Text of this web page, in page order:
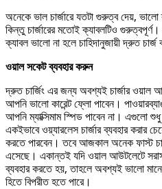
অনেকে ভাল চার্জারে যতটা গুরুত্ব দেয়,
কিন্তু চার্জারের মতোই ক্যাবলটিও
ক্যাবল ভালো না হলে চাহিদানুজায়ী দ্রুত চার্জ
ওয়াল সকেট ব্যবহার করুন
দ্রুত চার্জিং এর জন্য অবশ্যই চার্জার
আপনি ভালো কারেন্ট ফ্লো পাবেন।
আপনি ম্যাক্সিমাম স্পিড পাবেন না। এগুলো
একইভাবে ওয়্যারলেস চার্জার ব্যবহার করার
করতে পারবেন। তবে আজকাল অনেক ফাস্ট
এসেছে। একান্তই যদি ওয়াল আউটলেটে
ব্যবহার করতে হয়, তাহলে অবশ্যই ভালো
হিতে বিপরীত হতে পারে।